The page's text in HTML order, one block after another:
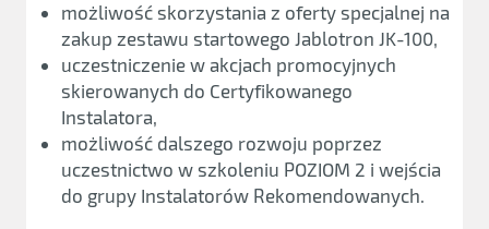
możliwość skorzystania z oferty specjalnej na
zakup zestawu startowego Jablotron JK-100,
uczestniczenie w akcjach promocyjnych
skierowanych do Certyfikowanego
Instalatora,
możliwość dalszego rozwoju poprzez
uczestnictwo w szkoleniu POZIOM 2 i wejścia
do grupy Instalatorów Rekomendowanych.